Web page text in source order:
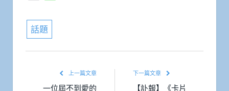
話題
上一篇文章
一位屆不到愛的
下一篇文章
【訃報】《卡片